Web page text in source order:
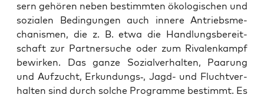
sern gehö­ren neben bestimm­ten öko­lo­gi­schen und
sozia­len Bedin­gun­gen auch inne­re Antriebs­me­
cha­nis­men, die z. B. etwa die Hand­lungs­be­reit­
schaft zur Part­ner­su­che oder zum Riva­len­kampf
bewir­ken. Das gan­ze Sozi­al­ver­hal­ten, Paa­rung
und Auf­zucht, Erkundungs‑, Jagd- und Flucht­ver­
hal­ten sind durch sol­che Pro­gram­me bestimmt. Es